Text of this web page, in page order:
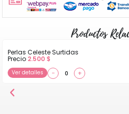
Productos
Perlas Celeste Surtidas
Precio 2.500 $
Ver detalles − +